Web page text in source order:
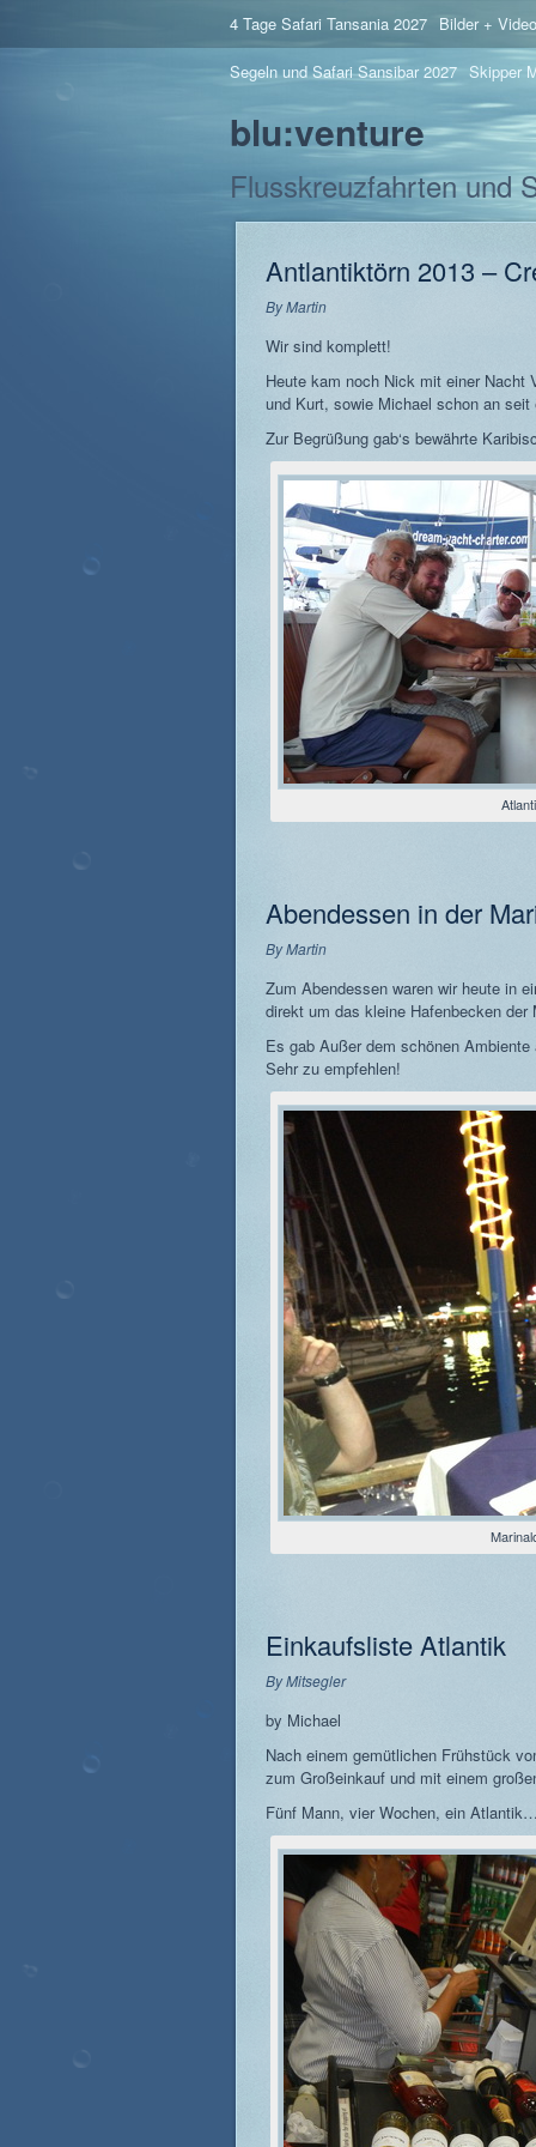
4 Tage Safari Tansania 2027 Bilder +
Segeln und Safari Sansibar 2027 Skipper
blu:venture
Flusskreuzfahrten und
Antlantiktörn 2013 –
ByMartin
Wir sind komplett!
Heute kam noch Nick mit einer Nacht
und Kurt, sowie Michael schon an
Zur Begrüßung gab‘s bewährte
Abendessen in der
ByMartin
Zum Abendessen waren wir heute in
direkt um das kleine Hafenbecken der
Es gab Außer dem schönen
Sehr zu empfehlen!
Einkaufsliste Atlantik
ByMitsegler
by Michael
Nach einem gemütlichen Frühstück
zum Großeinkauf und mit einem
Fünf Mann, vier Wochen, ein